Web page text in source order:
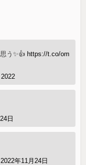
う✨👍 https://t.co/om
日
2022年11月24日